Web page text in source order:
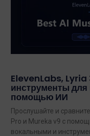
ElevenLabs,
инструменты для
помощью ИИ
Прослушайте и
Pro и Mureka v9 с
вокальными и